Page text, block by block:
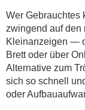
Wer Gebrauchtes
zwingend auf den
Kleinanzeigen —
Brett oder über
Alternative zum
sich so schnell
oder